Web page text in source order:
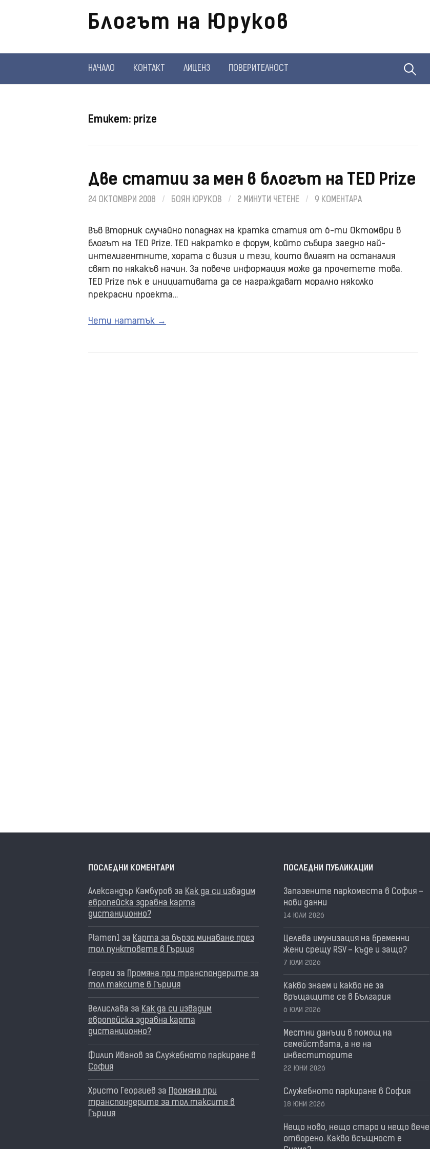
Блогът на Юруков
НАЧАЛО КОНТАКТ ЛИЦЕНЗ ПОВЕРИТЕЛНОСТ Търсене
Етикет: prize
Две статии за мен в блогът на TED Prize
24 ОКТОМВРИ 2008 / БОЯН ЮРУКОВ / 2 МИНУТИ ЧЕТЕНЕ / 9 КОМЕНТАРА
Във Вторник случайно попаднах на кратка статия от 6-ти Октомври в
блогът на TED Prize. TED накратко е форум, който събира заедно най-
интелигентните, хората с визия и тези, които влиаят на останалия
свят по някакъв начин. За повече информация може да прочетете това.
TED Prize пък е инициативата да се награждават морално няколко
прекрасни проекта…
Чети нататък →
ПОСЛЕДНИ КОМЕНТАРИ
Александър Камбуров за Как да си извадим
европейска здравна карта
дистанционно?
Plamen1 за Карта за бързо минаване през
тол пунктовете в Гърция
Георги за
Промяна при транспондерите за
тол таксите в Гърция
Велислава за Как да си извадим
европейска здравна карта
дистанционно?
Филип Иванов за Служебното паркиране в
София
Христо Георгиев за
Промяна при
транспондерите за тол таксите в
Гърция
ПОСЛЕДНИ ПУБЛИКАЦИИ
Запазените паркоместа в София –
нови данни
14 ЮЛИ 2026
Целева имунизация на бременни
жени срещу RSV – къде и защо?
7 ЮЛИ 2026
Какво знаем и какво не за
връщащите се в България
6 ЮЛИ 2026
Местни данъци в помощ на
семействата, а не на
инвеститорите
22 ЮНИ 2026
Служебното паркиране в София
18 ЮНИ 2026
Нещо ново, нещо старо и нещо вече
отворено. Какво всъщност е